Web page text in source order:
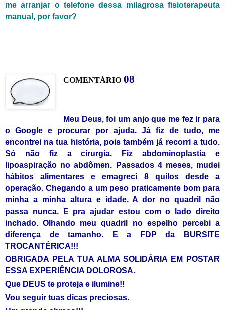
me arranjar o telefone dessa milagrosa fisioterapeuta
manual, por favor?
COMENTÁRIO 08
Meu Deus, foi um anjo que me fez ir para
o Google e procurar por ajuda. Já fiz de tudo, me
encontrei na tua história, pois também já recorri a tudo.
Só não fiz a cirurgia. Fiz abdominoplastia e
lipoaspiração no abdômen. Passados4 meses, mudei
hábitos alimentares e emagreci 8 quilos desde a
operação. Chegando a um peso praticamente bom para
minha a minha altura eidade. A dor no quadril não
passa nunca. E pra ajudar estou com o lado direito
inchado. Olhando meu quadril no espelho percebi a
diferença de tamanho. E a
FDP da BURSITE
TROCANTÉRI CA!!!
OBRIGADA PELA TUA ALMA SOLIDÁRIA EM POSTAR
ESSA EXPERIÊNCIA DOLOROSA.
Que DEUS te proteja e ilumine!!
Vou seguir tuas dicas preciosas.